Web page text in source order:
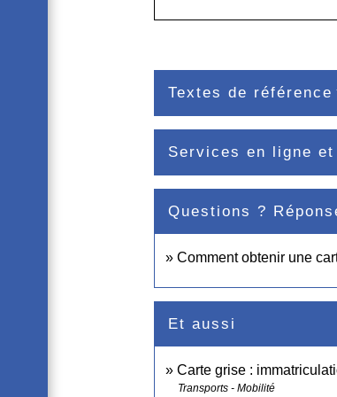
Textes de référence
Services en ligne
Questions ?
Comment obtenir une
Et aussi
Carte grise :
Transports - Mobilité